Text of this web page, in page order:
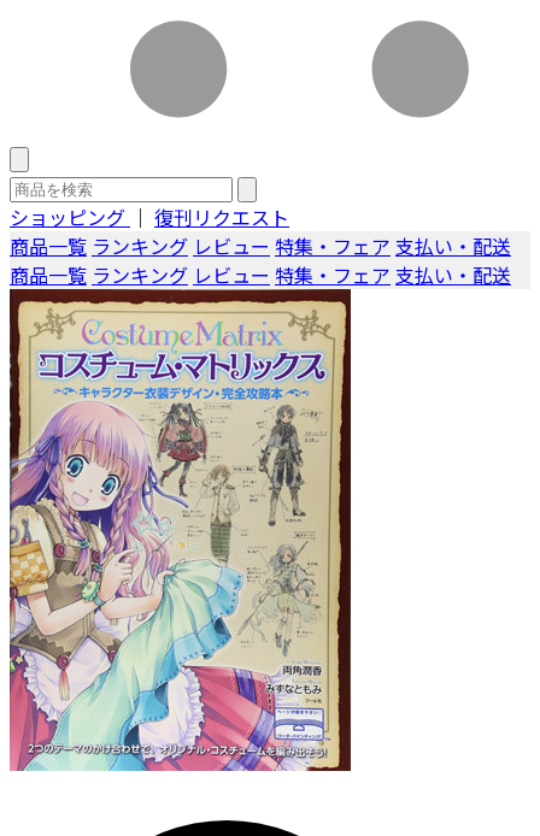
ショッピング ｜ 復刊リクエスト
商品一覧 ランキング レビュー 特集・フェア 支払い・配送
商品一覧 ランキング レビュー 特集・フェア 支払い・配送